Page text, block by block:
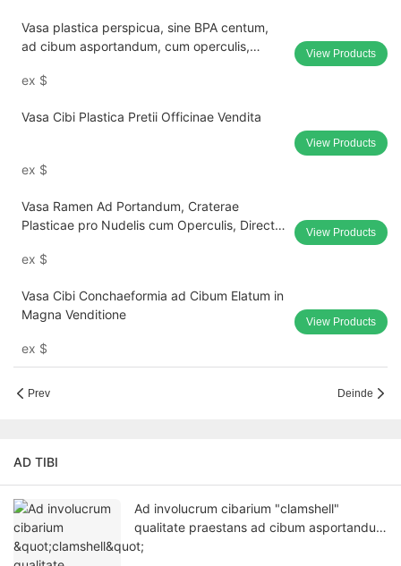
Vasa plastica perspicua, sine BPA centum,
ad cibum asportandum, cum operculis,
ex $
View Products
Vasa Cibi Plastica Pretii Officinae Vendita
ex $
View Products
Vasa Ramen Ad Portandum, Craterae
Plasticae pro Nudelis cum Operculis, Directe
ex $
View Products
Vasa Cibi Conchaeformia ad Cibum Elatum in
Magna Venditione
ex $
View Products
Prev Deinde
AD TIBI
Ad involucrum cibarium "clamshell"
qualitate praestans ad cibum asportandum
promove.